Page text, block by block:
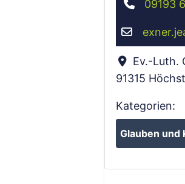
09193
Ev.-Luth.
91315
Kategorien:
Glauben und